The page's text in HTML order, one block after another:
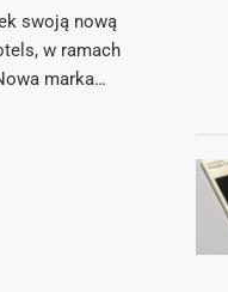
swoją nową
w ramach
marka…